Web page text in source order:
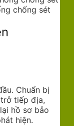
chống sét
Chuẩn bị
tiếp địa,
hồ sơ bảo
hiện.